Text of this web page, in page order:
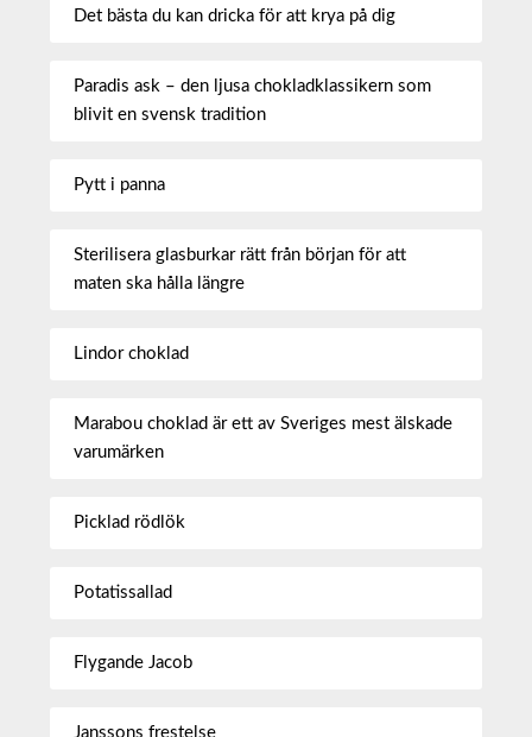
Det bästa du kan dricka för att krya på dig
Paradis ask – den ljusa chokladklassikern som
blivit en svensk tradition
Pytt i panna
Sterilisera glasburkar rätt från början för att
maten ska hålla längre
Lindor choklad
Marabou choklad är ett av Sveriges mest älskade
varumärken
Picklad rödlök
Potatissallad
Flygande Jacob
Janssons frestelse